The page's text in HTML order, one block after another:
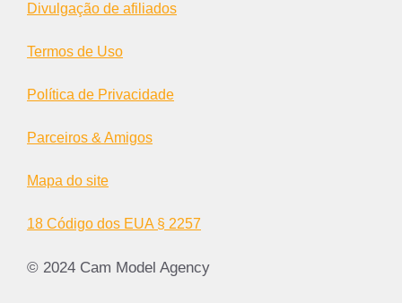
Divulgação de afiliados
Termos de Uso
Política de Privacidade
Parceiros & Amigos
Mapa do site
18 Código dos EUA § 2257
© 2024 Cam Model Agency